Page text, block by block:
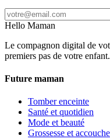
Hello Maman
Le compagnon digital de
premiers pas de votre enfant.
Future maman
Tomber enceinte
Santé et quotidien
Mode et beauté
Grossesse et